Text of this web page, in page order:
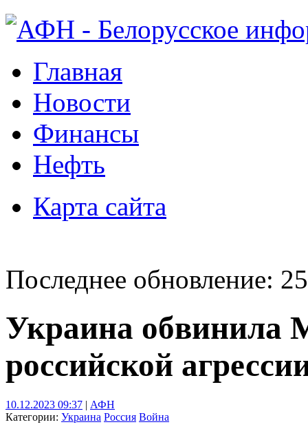
Главная
Новости
Финансы
Нефть
Карта сайта
Последнее обновление:
Украина
российской
10.12.2023 09:37 | АФН
Категории: Украина Россия Война